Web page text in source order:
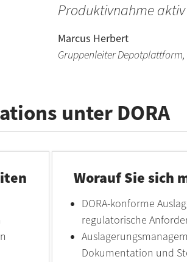
Produktivnahme aktiv
Marcus Herbert
Gruppenleiter Depotplattform,
unter DORA
Worauf Sie sich
DORA-konforme
regulatorische
Dokumentation und